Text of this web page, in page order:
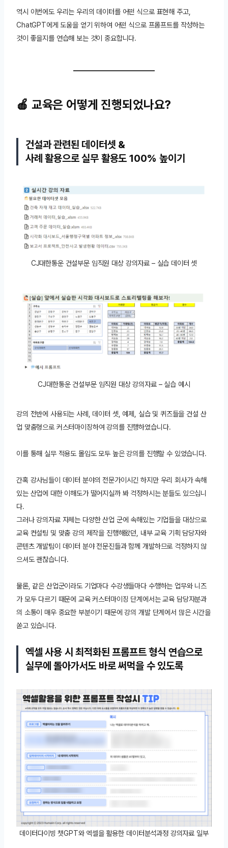
역시 이번에도 우리는 우리의 데이터를 어떤 식으로 표현해 주고,
ChatGPT에게 도움을 얻기 위하여 어떤 식으로 프롬프트를 작성하는
것이 좋을지를 연습해 보는 것이 중요합니다.
🍎 교육은 어떻게 진행되었나요?
건설과 관련된 데이터셋 &
사례 활용으로 실무 활용도 100% 높이기
CJ대한통운 건설부문 임직원 대상 강의자료 – 실습 데이터 셋
CJ대한통운 건설부문 임직원 대상 강의자료 – 실습 예시
강의 전반에 사용되는 사례, 데이터 셋, 예제, 실습 및 퀴즈들을 건설 산
업 맞춤형으로 커스터마이징하여 강의를 진행하였습니다.
이를 통해 실무 적용도 몰입도 모두 높은 강의를 진행할 수 있었습니다.
간혹 강사님들이 데이터 분야의 전문가이시긴 하지만 우리 회사가 속해
있는 산업에 대한 이해도가 떨어지실까 봐 걱정하시는 분들도 있으십니
다.
그러나 강의자료 자체는 다양한 산업 군에 속해있는 기업들을 대상으로
교육 컨설팅 및 맞춤 강의 제작을 진행해왔던, 내부 교육 기획 담당자와
콘텐츠 개발팀이 데이터 분야 전문진들과 함께 개발하므로 걱정하지 않
으셔도 괜찮습니다.
물론, 같은 산업군이라도 기업마다 수강생들마다 수행하는 업무와 니즈
가 모두 다르기 때문에 교육 커스터마이징 단계에서는 교육 담당자분과
의 소통이 매우 중요한 부분이기 때문에 강의 개발 단계에서 많은 시간을
쏟고 있습니다.
엑셀 사용 시 최적화된 프롬프트 형식 연습으로
실무에 돌아가서도 바로 써먹을 수 있도록
데이터다이빙 챗GPT와 엑셀을 활용한 데이터분석과정 강의자료 일부